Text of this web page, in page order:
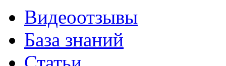
Видеоотзывы
База знаний